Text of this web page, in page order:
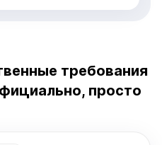
требования
просто